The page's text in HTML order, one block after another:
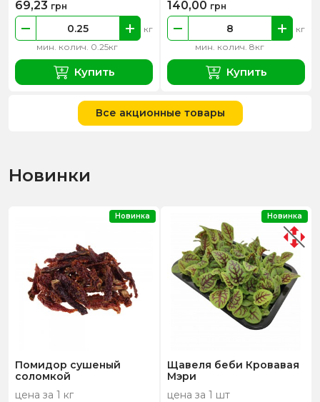
мин. колич. 0.25кг
кг
69,23 грн
Купить
мин. колич. 8кг
кг
140,00 грн
Купить
Все акционные товары
Новинки
Помидор сушеный
соломкой
цена за 1 кг
Новинка
Щавеля беби Кровавая
Мэри
цена за 1 шт
Новинка